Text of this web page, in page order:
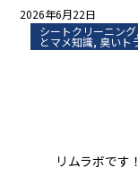
2026年6月22日
シートクリーニング,
とマメ知識, 臭いト
リムラボです！